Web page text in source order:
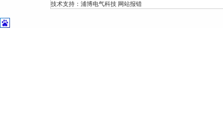
技术支持： 浦博电气科技 网站报错